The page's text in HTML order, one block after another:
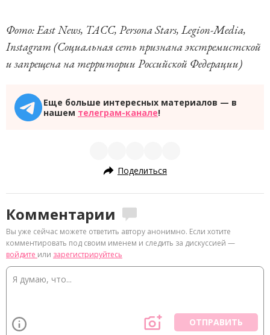
Фото: East News, ТАСС, Persona Stars, Legion-Media,
Instagram (Социальная сеть признана экстремистской
и запрещена на территории Российской Федерации)
Еще больше интересных материалов — в
нашем телеграм-канале!
Поделиться
Комментарии
Вы уже сейчас можете ответить автору анонимно. Если хотите
комментировать под своим именем и следить за дискуссией —
войдите или зарегистрируйтесь
ОТПРАВИТЬ